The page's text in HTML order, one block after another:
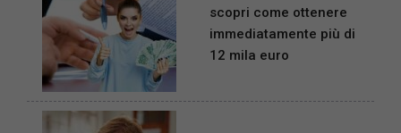
scopri come ottenere
immediatamente più di
12 mila euro